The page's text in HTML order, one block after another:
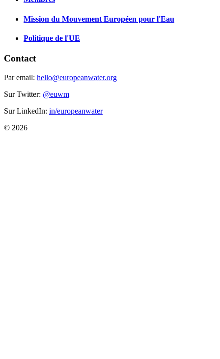
Mission du Mouvement Européen pour l'Eau
Politique de l'UE
Contact
Par email: hello@europeanwater.org
Sur Twitter: @euwm
Sur LinkedIn: in/europeanwater
© 2026